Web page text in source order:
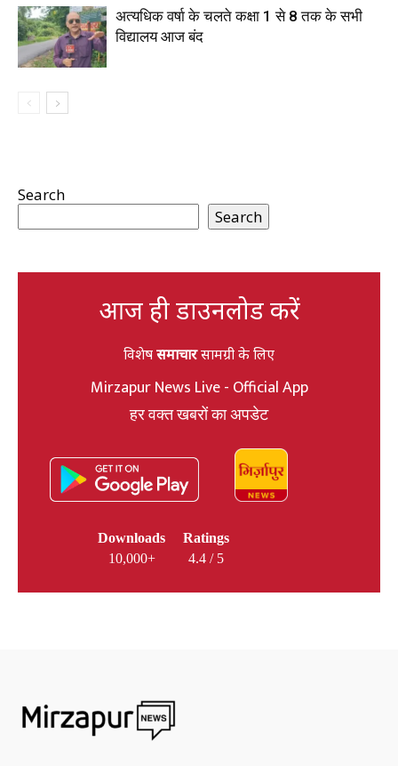
अत्यधिक वर्षा के चलते कक्षा 1 से 8 तक के सभी
विद्यालय आज बंद
Search
Search
आज ही डाउनलोड करें
विशेषसमाचारसामग्री के लिए
Mirzapur News Live - Official App
हर वक्त खबरों का अपडेट
Downloads
10,000+
Ratings
4.4 / 5